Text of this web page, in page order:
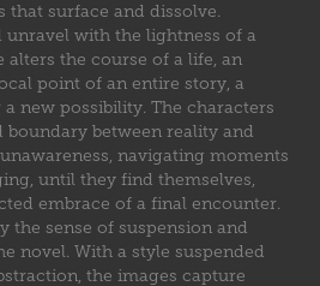
that surface and dissolve.
unravel with the lightness of a
the course of a life, an
point of an entire story, a
new possibility. The characters
between reality and
navigating moments
until they find themselves,
embrace of a final encounter.
the sense of suspension and
novel. With a style suspended
the images capture